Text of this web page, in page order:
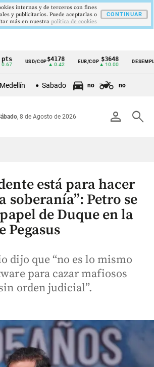
USD/COP$4178
▲ 0.42
EUR/COP $3648
▲ 10.00
DESEMPLEO9,9
▼
Sabado no no
person search
, 8 de Agosto de 2026
está para hacer
soberanía”: Petro se
de Duque en la
Pegasus
dijo que “no es lo mismo
para cazar mafiosos
orden judicial”.
internas y de terceros con fines
y publicitarios. Puede aceptarlas o
más en nuestra politica de cookies
CONTINUAR